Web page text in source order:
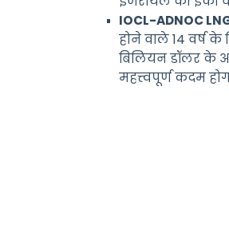
IOCL-ADNOC
होने वाले 14 वर्ष के
बिलियन डॉलर के
महत्त्वपूर्ण कदम